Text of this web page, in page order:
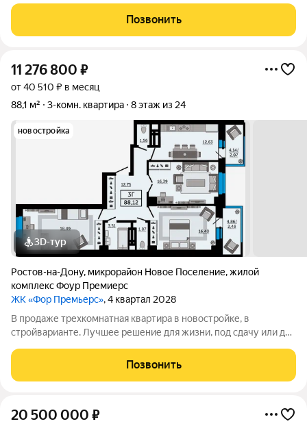
энергоэффективностью: увеличенная толщина стен
обеспечивает отличную шумо- и
Позвонить
11 276 800 ₽
от 40 510 ₽ в месяц
88,1 м²
3-комн. квартира 8 этаж из 24
новостройка
3D-тур
Ростов-на-Дону, микрорайон Новое Поселение,жилой
комплекс Фоур Премиерс
ЖК «Фор Премьерс», 4 квартал 2028
В продаже трехкомнатная квартира в новостройке, в
стройварианте. Лучшее решение для жизни, под сдачу или для
жизни в городе. В большой прихожей достаточно места для
хранения вещей, универсальные по
Позвонить
20 500 000 ₽